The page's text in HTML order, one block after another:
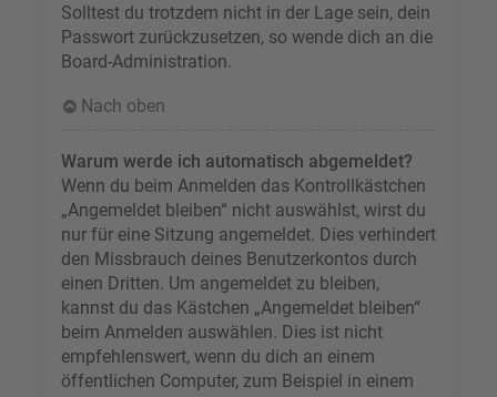
Solltest du trotzdem nicht in der Lage sein, dein
Passwort zurückzusetzen, so wende dich an die
Board-Administration.
Nach oben
Warum werde ich automatisch abgemeldet?
Wenn du beim Anmelden das Kontrollkästchen
„Angemeldet bleiben“ nicht auswählst, wirst du
nur für eine Sitzung angemeldet. Dies verhindert
den Missbrauch deines Benutzerkontos durch
einen Dritten. Um angemeldet zu bleiben,
kannst du das Kästchen „Angemeldet bleiben“
beim Anmelden auswählen. Dies ist nicht
empfehlenswert, wenn du dich an einem
öffentlichen Computer, zum Beispiel in einem